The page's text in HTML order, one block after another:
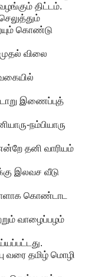
திட்டம்.
கொண்டு
விலை
வகையில்
இணைப்புத்
நம்பியாரு
தனி வாரியம்
இலவச வீடு
கொண்டாட
வாழைப்பழம்
வரை தமிழ் மொழி